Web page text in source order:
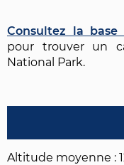
Consultez la
pour trouver un
National Park.
Altitude moyenne :